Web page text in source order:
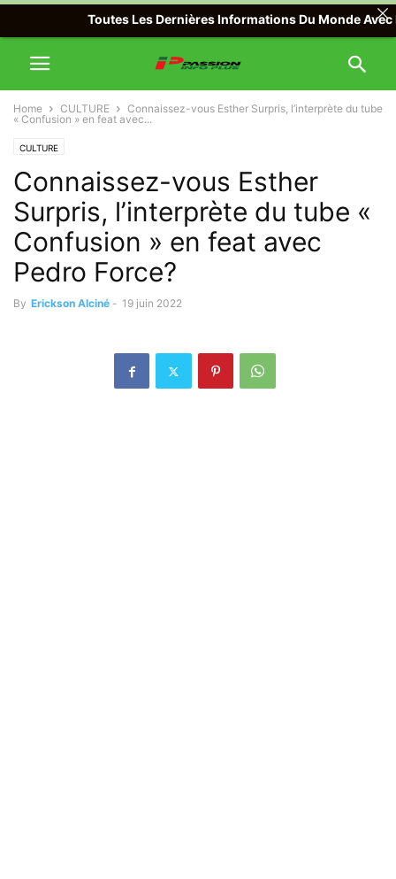
Home CULTURE
Connaissez-vous Esther Surpris, l’interprète du tube
« Confusion » en feat avec...
CULTURE
Connaissez-vous Esther
Surpris, l’interprète du tube «
Confusion » en feat avec
Pedro Force?
By Erickson Alciné - 19 juin 2022
Toutes Les Dernières Informations Du Monde Avec